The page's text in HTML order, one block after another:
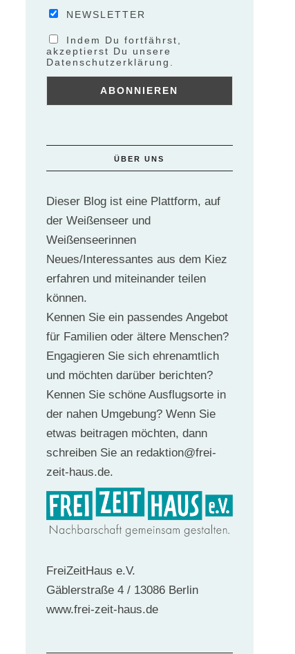
NEWSLETTER
Indem Du fortfährst,
akzeptierst Du unsere
Datenschutzerklärung.
ÜBER UNS
Dieser Blog ist eine Plattform, auf
der Weißenseer und
Weißenseerinnen
Neues/Interessantes aus dem Kiez
erfahren und miteinander teilen
können.
Kennen Sie ein passendes Angebot
für Familien oder ältere Menschen?
Engagieren Sie sich ehrenamtlich
und möchten darüber berichten?
Kennen Sie schöne Ausflugsorte in
der nahen Umgebung? Wenn Sie
etwas beitragen möchten, dann
schreiben Sie an redaktion@frei-
zeit-haus.de.
FreiZeitHaus e.V.
Gäblerstraße 4 / 13086 Berlin
www.frei-zeit-haus.de